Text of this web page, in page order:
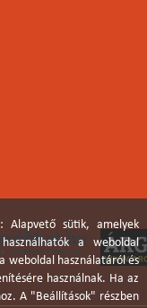
Alapvető sütik, amelyek
a weboldal
weboldal használatáról és
használnak. Ha az
A "Beállítások" részben